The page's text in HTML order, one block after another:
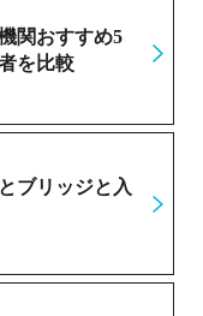
関おすすめ5
を比較
ブリッジと入